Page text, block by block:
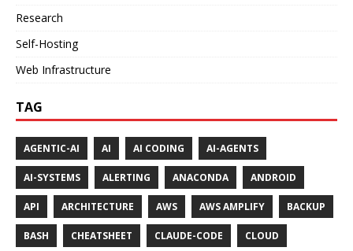
Research
Self-Hosting
Web Infrastructure
TAG
AGENTIC-AI AI AI CODING AI-AGENTS
AI-SYSTEMS ALERTING ANACONDA ANDROID
API ARCHITECTURE AWS AWS AMPLIFY BACKUP
BASH CHEATSHEET CLAUDE-CODE CLOUD